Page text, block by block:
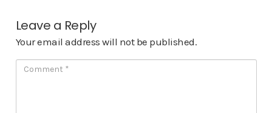
Leave a Reply
Your email address will not be published.